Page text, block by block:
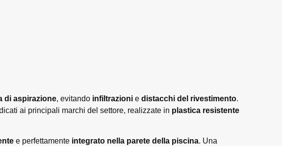
di aspirazione, evitando infiltrazionie distacchi del rivestimento.
ai principali marchi del settore, realizzate in plastica resistente
e perfettamente integrato nella parete della piscina. Una